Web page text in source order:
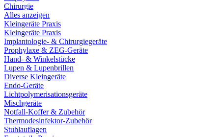
Chirurgie
Alles anzeigen
Kleingeräte Praxis
Kleingeräte Praxis
Implantologie- & Chirurgiegeräte
Prophylaxe & ZEG-Geräte
Hand- & Winkelstücke
Lupen & Lupenbrillen
Diverse Kleingeräte
Endo-Geräte
Lichtpolymerisationsgeräte
Mischgeräte
Notfall-Koffer & Zubehör
Thermodesinfektor-Zubehör
Stuhlauflagen